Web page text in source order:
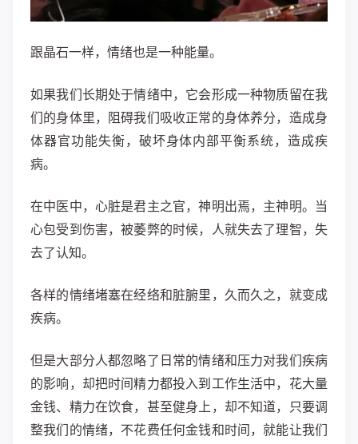
​跟晶石一样，情绪也是一种能量。
如果我们长期处于情绪中，它会形成一种物质留在我
们的身体里，阻碍我们吸收正常的身体养分，造成身
体器官功能失衡，破坏身体内部平衡系统，造成疾
病。
在中医中，心脏是君主之官，神明出焉，主神明。当
心包受到伤害，被萎弊的时候，人就失去了理智，失
去了认知。
各样的情绪堵塞在经络和脏腑里，久而久之，就变成
疾病。
但是大部分人都忽略了日常的情绪和压力对我们疾病
的影响，却把时间精力都投入到工作生活中，花大量
金钱、精力在饮食，甚至健身上，却不知道，
只要调
整我们的情绪，不花费任何金钱和时间，就能让我们